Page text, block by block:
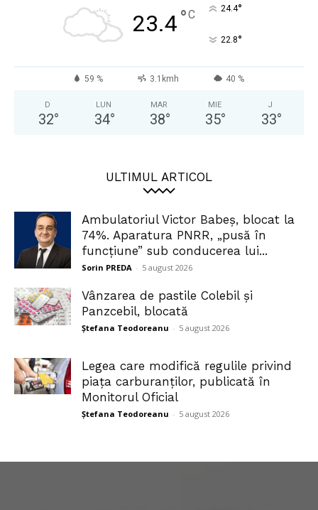
23.4°C 24.4°
22.8°
59 % 3.1kmh 40 %
D
32°
LUN
34°
MAR
38°
MIE
35°
J
33°
ULTIMUL ARTICOL
Ambulatoriul Victor Babeș, blocat la
74%. Aparatura PNRR, „pusă în
funcțiune” sub conducerea lui...
Sorin PREDA - 5 august 2026
Vânzarea de pastile Colebil și
Panzcebil, blocată
Ștefana Teodoreanu - 5 august 2026
Legea care modifică regulile privind
piața carburanților, publicată în
Monitorul Oficial
Ștefana Teodoreanu - 5 august 2026